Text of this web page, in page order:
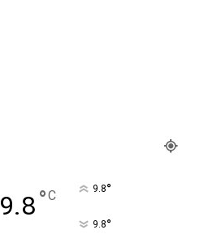
9.8°C 9.8°
9.8°